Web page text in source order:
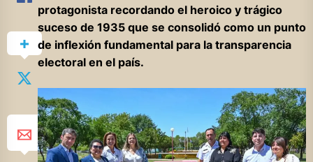
protagonista recordando el heroico y trágico
suceso de 1935 que se consolidó como un punto
de inflexión fundamental para la transparencia
electoral en el país.